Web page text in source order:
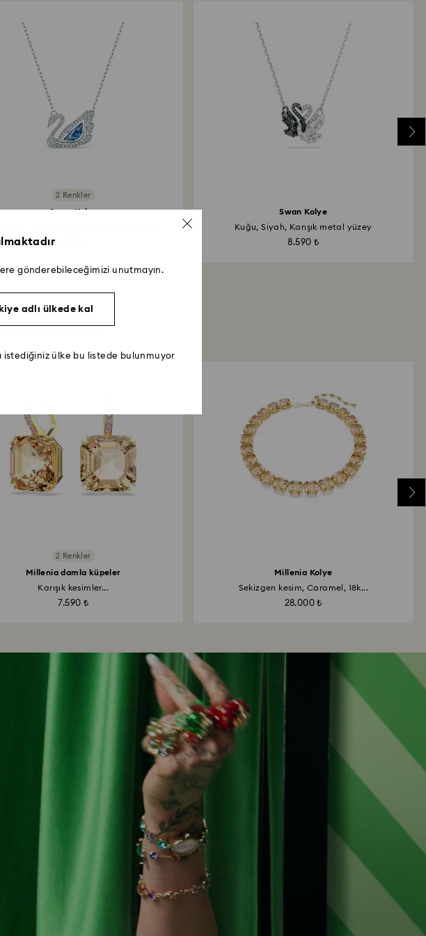
2 Renkler
Swan Kolye
Swan Kolye
Kuğu, Siyah, Karışık metal yüzey
8.590 ₺
2 Renkler
Millenia damla küpeler
Karışık kesimler...
7.590 ₺
Millenia Kolye
Sekizgen kesim, Caramel, 18k...
28.000 ₺
gönderebileceğimizi unutmayın.
adlı ülkede kal
istediğiniz ülke bu listede bulunmuyor